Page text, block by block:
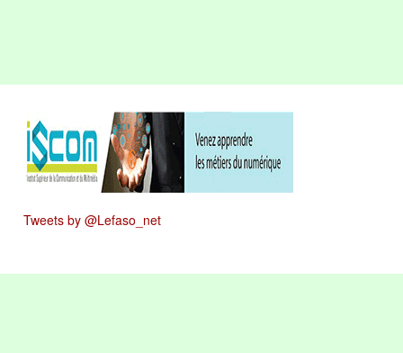
Tweets by @Lefaso_net